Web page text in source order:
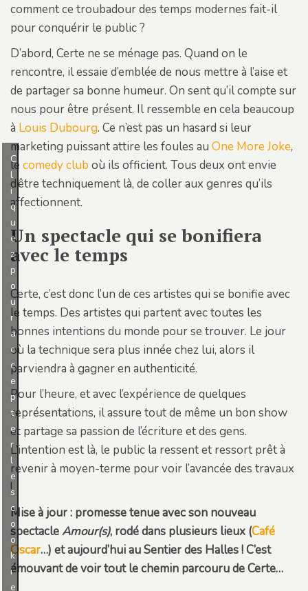
comment ce troubadour des temps modernes fait-il
pour conquérir le public ?
D’abord, Certe ne se ménage pas. Quand on le
rencontre, il essaie d’emblée de nous mettre à l’aise et
de partager sa bonne humeur. On sent qu’il compte sur
nous pour être présent. Il ressemble en cela beaucoup
à Louis Dubourg. Ce n’est pas un hasard si leur
marketing puissant attire les foules au One More Joke,
le comedy club où ils officient. Tous deux ont envie
d’être techniquement là, de coller aux genres qu’ils
affectionnent.
Un spectacle qui se bonifiera
avec le temps
Certe, c’est donc l’un de ces artistes qui se bonifie avec
le temps. Des artistes qui partent avec toutes les
bonnes intentions du monde pour se trouver. Le jour
où la technique sera plus innée chez lui, alors il
parviendra à gagner en authenticité.
Pour l’heure, et avec l’expérience de quelques
représentations, il assure tout de même un bon show
et partage sa passion de l’écriture et des gens.
L’intention est là, le public la ressent et ressort prêt à
revenir à moyen-terme pour voir l’avancée des travaux
!
Mise à jour : promesse tenue avec son nouveau
spectacleAmour(s), rodé dans plusieurs lieux (Café
Oscar…) et aujourd’hui au Sentier des Halles ! C’est
émouvant de voir tout le chemin parcouru de Certe…
C
l
i
q
u
e
z
p
o
u
r
a
c
c
e
p
t
e
r
l
e
s
c
o
o
k
i
e